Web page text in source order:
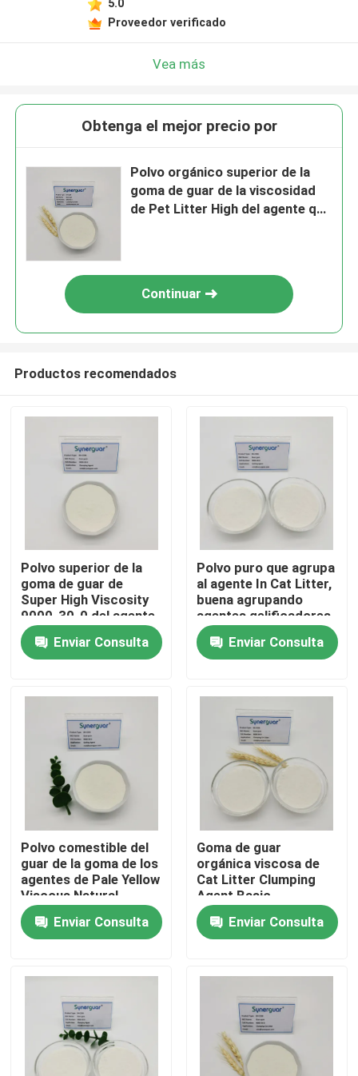
Hogar
Productos
Sobre nosotros
Visita a la fábrica
Control de calidad
Contacta con nosotros
Casos de trabajo
Solicitar una cita
5.0
Proveedor verificado
Vea más
Obtenga el mejor precio por
Polvo orgánico superior de la
goma de guar de la viscosidad
de Pet Litter High del agente que
Continuar
Productos recomendados
Polvo superior de la
goma de guar de
Super High Viscosity
9000-30-0 del agente
que agrupa
Enviar Consulta
Polvo puro que agrupa
al agente In Cat Litter,
buena agrupando
agentes gelificadores
del efecto
Enviar Consulta
Polvo comestible del
guar de la goma de los
agentes de Pale Yellow
Viscous Natural
Gelling
Enviar Consulta
Goma de guar
orgánica viscosa de
Cat Litter Clumping
Agent Basic
Enviar Consulta